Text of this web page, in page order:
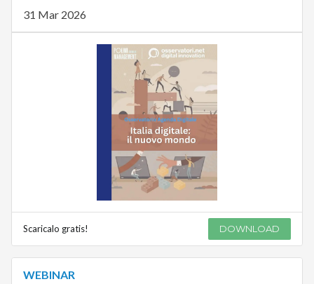
31 Mar 2026
Scaricalo gratis! DOWNLOAD
WEBINAR